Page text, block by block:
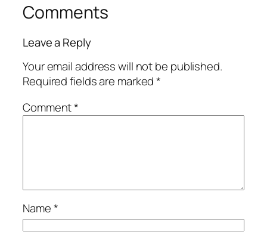
Comments
Leave a Reply
Your email address will not be published.
Required fields are marked*
Comment*
Name*